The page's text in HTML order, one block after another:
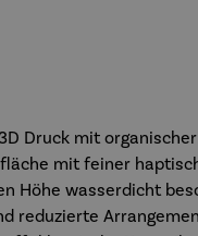
Druck mit
mit feiner
Höhe wasserdicht
reduzierte